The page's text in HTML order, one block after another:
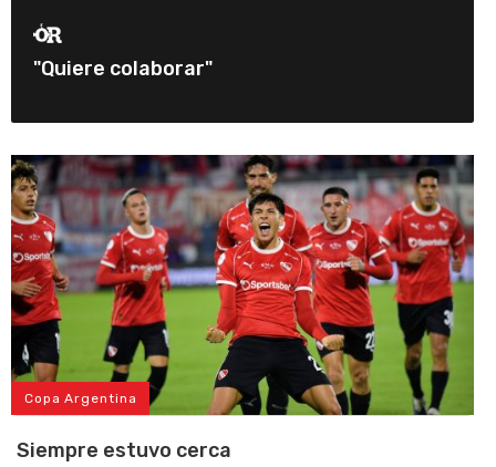
"Quiere colaborar"
Copa Argentina
Siempre estuvo cerca